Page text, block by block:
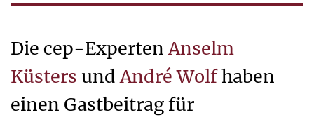
Die cep-ExpertenAnselm
Küsters undAndré Wolfhaben
einen Gastbeitrag für